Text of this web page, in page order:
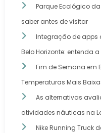
Parque Ecológico
saber antes de visitar
Integração de apps
Belo Horizonte: entenda
Fim de Semana em
Temperaturas Mais
As alternativas
atividades náuticas na
Nike Running Truck